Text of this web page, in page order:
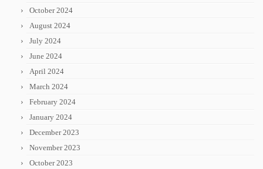
October 2024
August 2024
July 2024
June 2024
April 2024
March 2024
February 2024
January 2024
December 2023
November 2023
October 2023